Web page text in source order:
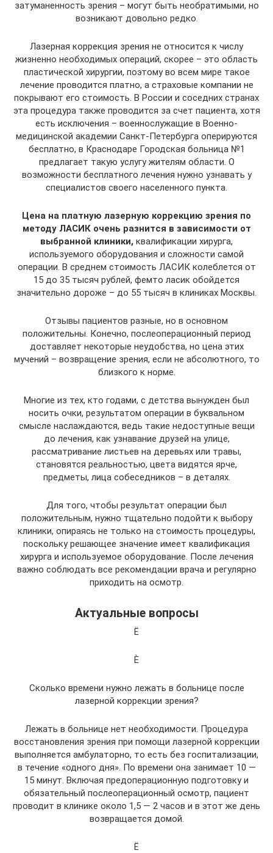
затуманенность зрения – могут быть необратимыми, но
возникают довольно редко.
Лазерная коррекция зрения не относится к числу
жизненно необходимых операций, скорее – это область
пластической хирургии, поэтому во всем мире такое
лечение проводится платно, а страховые компании не
покрывают его стоимость. В России и соседних странах
эта процедура также проводится за счет пациента, хотя
есть исключения – военнослужащие в Военно-
медицинской академии Санкт-Петербурга оперируются
бесплатно, в Краснодаре Городская больница №1
предлагает такую услугу жителям области. О
возможности бесплатного лечения нужно узнавать у
специалистов своего населенного пункта.
Цена на платную лазерную коррекцию зрения по
методу ЛАСИК очень разнится в зависимости от
выбранной клиники, квалификации хирурга,
используемого оборудования и сложности самой
операции. В среднем стоимость ЛАСИК колеблется от
15 до 35 тысяч рублей, фемто ласик обойдется
значительно дороже – до 55 тысяч в клиниках Москвы.
Отзывы пациентов разные, но в основном
положительны. Конечно, послеоперационный период
доставляет некоторые неудобства, но цена этих
мучений – возвращение зрения, если не абсолютного, то
близкого к норме.
Многие из тех, кто годами, с детства вынужден был
носить очки, результатом операции в буквальном
смысле наслаждаются, ведь такие недоступные вещи
до лечения, как узнавание друзей на улице,
рассматривание листьев на деревьях или травы,
становятся реальностью, цвета видятся ярче,
предметы, лица собеседников – в деталях.
Для того, чтобы результат операции был
положительным, нужно тщательно подойти к выбору
клиники, опираясь не только на стоимость процедуры,
поскольку решающее значение имеет квалификация
хирурга и используемое оборудование. После лечения
важно соблюдать все рекомендации врача и регулярно
приходить на осмотр.
Актуальные вопросы
Ë
È
Сколько времени нужно лежать в больнице после
лазерной коррекции зрения?
Лежать в больнице нет необходимости. Процедура
восстановления зрения при помощи лазерной коррекции
выполняется амбулаторно, то есть без госпитализации,
в течение «одного дня». По времени она занимает 10 —
15 минут. Включая предоперационную подготовку и
обязательный послеоперационный осмотр, пациент
проводит в клинике около 1,5 — 2 часов и в этот же день
возвращается домой.
Ë